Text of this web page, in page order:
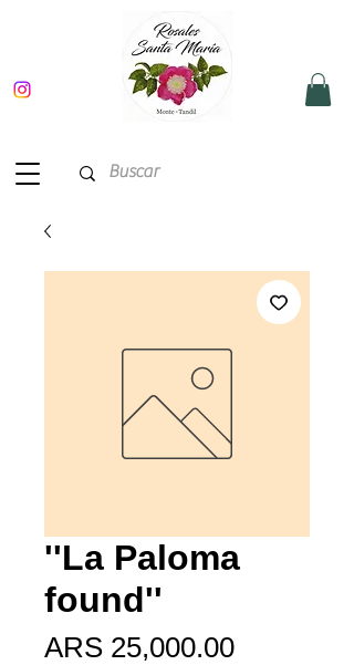
''La Paloma
found''
ARS 25,000.00Price